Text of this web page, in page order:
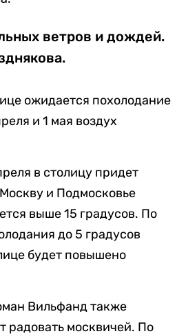
ветров и дождей.
ожидается похолодание
и 1 мая воздух
в столицу придет
и Подмосковье
выше 15 градусов. По
до 5 градусов
будет повышено
Вильфанд также
радовать москвичей. По